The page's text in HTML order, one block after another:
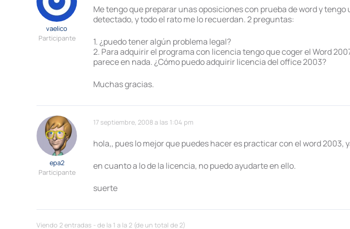
vaelico
Participante
Me tengo que preparar unas oposiciones con prueba de word y
detectado, y todo el rato me lo recuerdan. 2 preguntas:
1. ¿puedo tener algún problema legal?
2. Para adquirir el programa con licencia tengo que coger el Word
parece en nada. ¿Cómo puedo adquirir licencia del office 2003?
Muchas gracias.
17 septiembre, 2008 a las 1:04 pm
epa2
Participante
hola,, pues lo mejor que puedes hacer es practicar con el word 2003,
en cuanto a lo de la licencia, no puedo ayudarte en ello.
suerte
Viendo 2 entradas - de la 1 a la 2 (de un total de 2)